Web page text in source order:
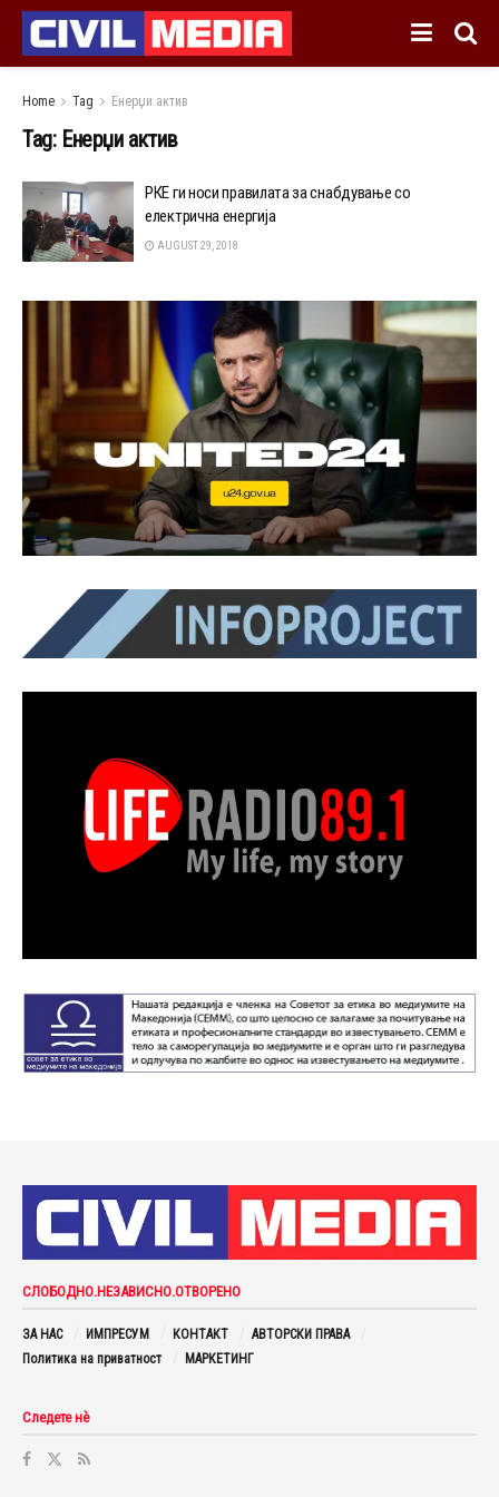
Home Tag Енерџи актив
Tag: Енерџи актив
РКЕ ги носи правилата за снабдување со
електрична енергија
AUGUST 29, 2018
СЛОБОДНО.НЕЗАВИСНО.ОТВОРЕНО
ЗА НАС ИМПРЕСУМ КОНТАКТ
АВТОРСКИ ПРАВА
Политика на приватност
МАРКЕТИНГ
Следете нè